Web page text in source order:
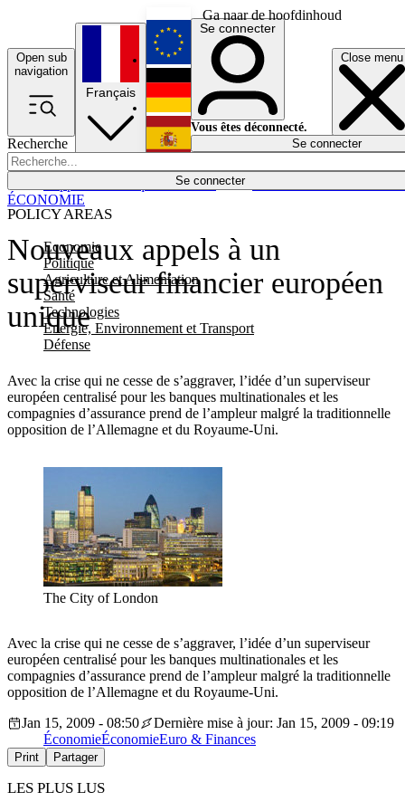
Ga naar de hoofdinhoud
Open sub
navigation
Close menu
Recherche
Se connecter
POLICY AREAS
Economie
Politique
Agriculture et Alimentation
Santé
Technologies
Energie, Environnement et Transport
Défense
Économie
Français
English
Deutsch
Español
Se connecter
Vous êtes déconnecté.
Se connecter
Nouveaux appels à un
superviseur financier européen
unique
Avec la crise qui ne cesse de s’aggraver, l’idée d’un superviseur
européen centralisé pour les banques multinationales et les
compagnies d’assurance prend de l’ampleur malgré la traditionnelle
opposition de l’Allemagne et du Royaume-Uni.
ÉCONOMIE
The City of London
Avec la crise qui ne cesse de s’aggraver, l’idée d’un superviseur
européen centralisé pour les banques multinationales et les
compagnies d’assurance prend de l’ampleur malgré la traditionnelle
opposition de l’Allemagne et du Royaume-Uni.
Jan 15, 2009 - 08:50
Dernière mise à jour: Jan 15, 2009 - 09:19
ÉconomieÉconomieEuro & Finances
Print Partager
LES PLUS LUS